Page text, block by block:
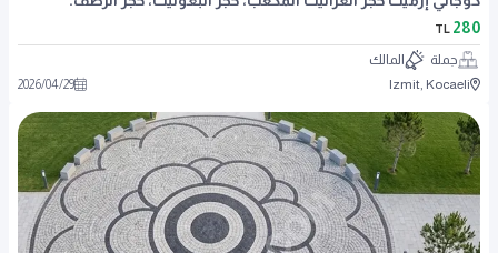
280
TL
جملة
المالك
Izmit, Kocaeli
2026/04/29